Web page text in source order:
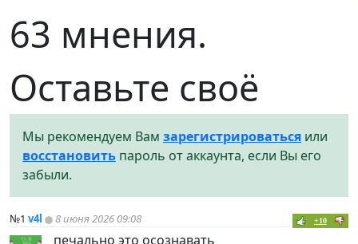
63 мнения.
Оставьте своё
Мы рекомендуем Вам зарегистрироваться или
восстановить пароль от аккаунта, если Вы его
забыли.
№1 v4l 8 июня 2026 09:08 +10
печально это осознавать